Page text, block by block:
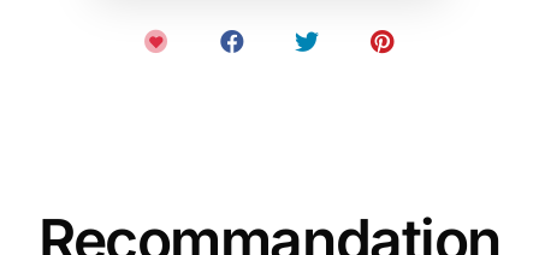
Recommandation